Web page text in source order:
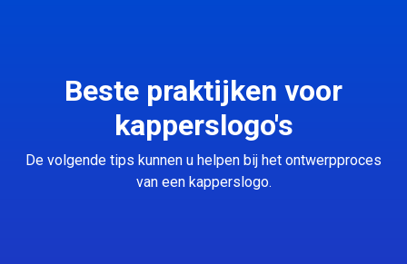
Beste praktijken voor
kapperslogo's
De volgende tips kunnen u helpen bij het ontwerpproces
van een kapperslogo.